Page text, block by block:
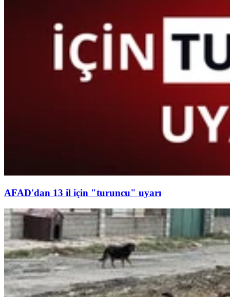
AFAD'dan 13 il için "turuncu" uyarı